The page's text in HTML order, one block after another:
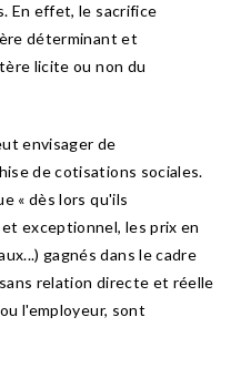
En effet, le sacrifice
déterminant et
licite ou non du
envisager de
de cotisations sociales.
« dès lors qu'ils
exceptionnel, les prix en
gagnés dans le cadre
relation directe et réelle
l'employeur, sont